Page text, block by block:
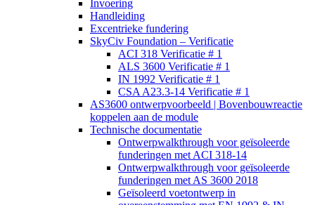
Invoering
Handleiding
Excentrieke fundering
SkyCiv Foundation – Verificatie
ACI 318 Verificatie # 1
ALS 3600 Verificatie # 1
IN 1992 Verificatie # 1
CSA A23.3-14 Verificatie # 1
AS3600 ontwerpvoorbeeld | Bovenbouwreactie
koppelen aan de module
Technische documentatie
Ontwerpwalkthrough voor geïsoleerde
funderingen met ACI 318-14
Ontwerpwalkthrough voor geïsoleerde
funderingen met AS 3600 2018
Geïsoleerd voetontwerp in